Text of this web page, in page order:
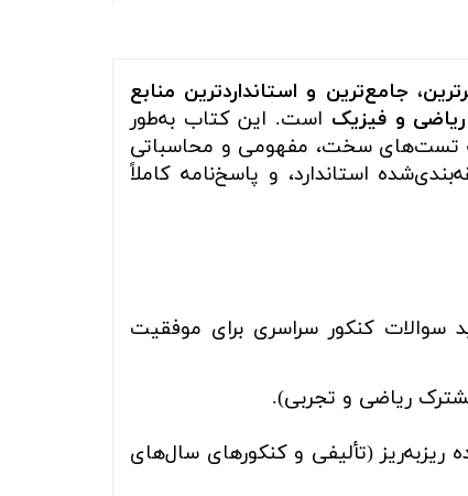
جامع‌ترین و استانداردترین منابع
و فیزیک است. این کتاب به‌طور
به تست‌های سخت، مفهومی و محاسباتی
استاندارد، و پاسخ‌نامه کاملاً
کنکور سراسری برای موفقیت
ریاضی و تجربی).
(تألیفی و کنکورهای سال‌های